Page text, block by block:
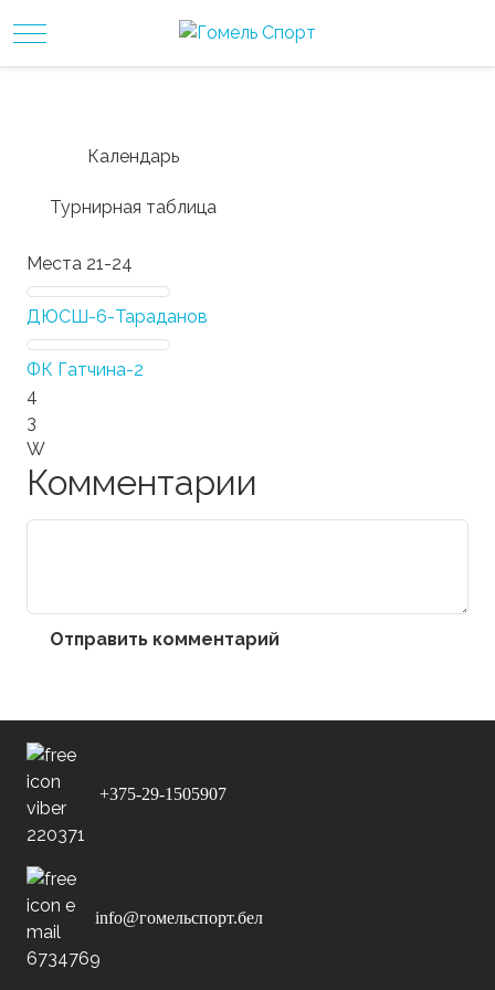
Mobile Menu Toggle
Календарь
Турнирная таблица
Места 21-24
ДЮСШ-6-Тараданов
ФК Гатчина-2
4
3
W
Комментарии
Отправить комментарий
+375-29-1505907
info@гомельспорт.бел